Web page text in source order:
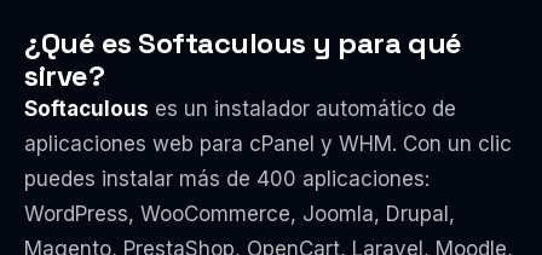
¿Qué es Softaculous y para qué
sirve?
Softaculous es un instalador automático de
aplicaciones web para cPanel y WHM. Con un clic
puedes instalar más de 400 aplicaciones:
WordPress, WooCommerce, Joomla, Drupal,
Magento, PrestaShop, OpenCart, Laravel, Moodle,